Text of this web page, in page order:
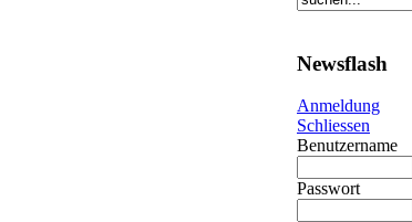
Newsflash
Anmeldung
Schliessen
Benutzername
Passwort